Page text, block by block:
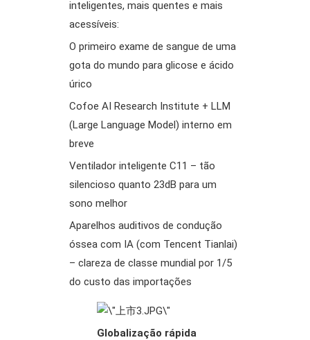
inteligentes, mais quentes e mais
acessíveis:
O primeiro exame de sangue de uma
gota do mundo para glicose e ácido
úrico
Cofoe AI Research Institute + LLM
(Large Language Model) interno em
breve
Ventilador inteligente C11 – tão
silencioso quanto 23dB para um
sono melhor
Aparelhos auditivos de condução
óssea com IA (com Tencent Tianlai)
– clareza de classe mundial por 1/5
do custo das importações
Globalização rápida